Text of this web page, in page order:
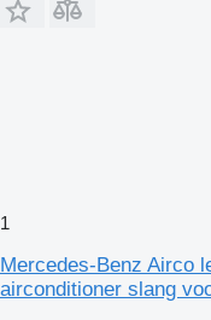
1
Mercedes-Benz Airco
airconditioner slang